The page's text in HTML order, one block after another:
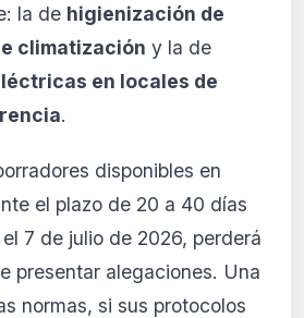
la de higienización de
climatización y la de
en locales de
.
disponibles en
el plazo de 20 a 40 días
7 de julio de 2026, perderá
presentar alegaciones. Una
normas, si sus protocolos